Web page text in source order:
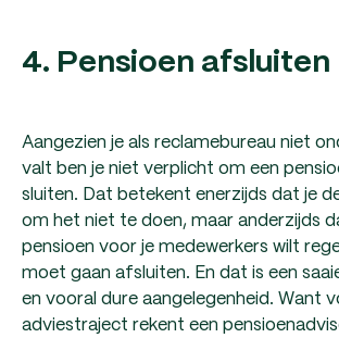
4. Pensioen afsluiten
Aangezien je als reclamebureau niet
valt ben je niet verplicht om een
sluiten. Dat betekent enerzijds dat je
om het niet te doen, maar anderzijds
pensioen voor je medewerkers wilt
moet gaan afsluiten. En dat is een
en vooral dure aangelegenheid. Want
adviestraject rekent een